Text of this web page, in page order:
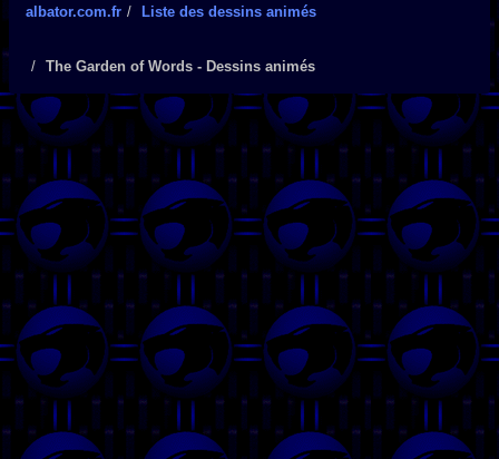
albator.com.fr Liste des dessins animés
The Garden of Words - Dessins animés